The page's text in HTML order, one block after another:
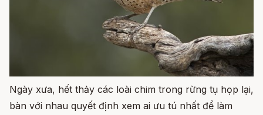
Ngày xưa, hết thảy các loài chim trong rừng tụ họp lại,
bàn với nhau quyết định xem ai ưu tú nhất để làm